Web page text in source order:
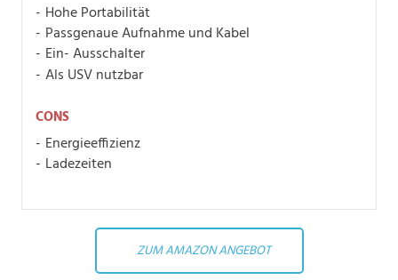
Hohe Portabilität
Passgenaue Aufnahme und Kabel
Ein- Ausschalter
Als USV nutzbar
CONS
Energieeffizienz
Ladezeiten
ZUM AMAZON ANGEBOT